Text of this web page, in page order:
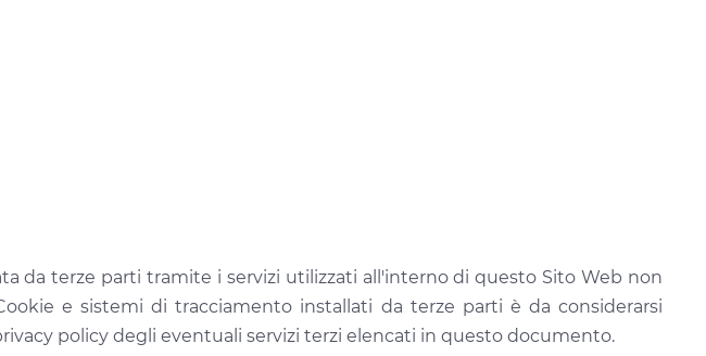
da terze parti tramite i servizi utilizzati all'interno di questo Sito Web non
e sistemi di tracciamento installati da terze parti è da considerarsi
policy degli eventuali servizi terzi elencati in questo documento.